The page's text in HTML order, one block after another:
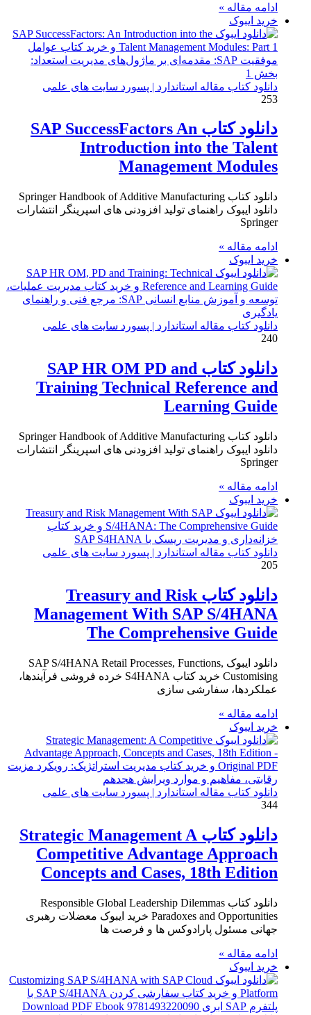
ادامه مقاله »
خرید ایبوک
دانلود کتاب مقاله استاندارد | پسورد سایت های علمی
253
دانلود کتاب SAP SuccessFactors An
Introduction into the Talent
Management Modules
دانلود کتاب Springer Handbook of Additive Manufacturing
دانلود ایبوک راهنمای تولید افزودنی های اسپرینگر انتشارات
Springer
ادامه مقاله »
خرید ایبوک
دانلود کتاب مقاله استاندارد | پسورد سایت های علمی
240
دانلود کتاب SAP HR OM PD and
Training Technical Reference and
Learning Guide
دانلود کتاب Springer Handbook of Additive Manufacturing
دانلود ایبوک راهنمای تولید افزودنی های اسپرینگر انتشارات
Springer
ادامه مقاله »
خرید ایبوک
دانلود کتاب مقاله استاندارد | پسورد سایت های علمی
205
دانلود کتاب Treasury and Risk
Management With SAP S/4HANA
The Comprehensive Guide
دانلود ایبوک SAP S/4HANA Retail Processes, Functions,
Customising خرید کتاب S4HANA خرده فروشی فرآیندها،
عملکردها، سفارشی سازی
ادامه مقاله »
خرید ایبوک
دانلود کتاب مقاله استاندارد | پسورد سایت های علمی
344
دانلود کتاب Strategic Management A
Competitive Advantage Approach
Concepts and Cases, 18th Edition
دانلود کتاب Responsible Global Leadership Dilemmas
Paradoxes and Opportunities خرید ایبوک معضلات رهبری
جهانی مسئول پارادوکس ها و فرصت ها
ادامه مقاله »
خرید ایبوک